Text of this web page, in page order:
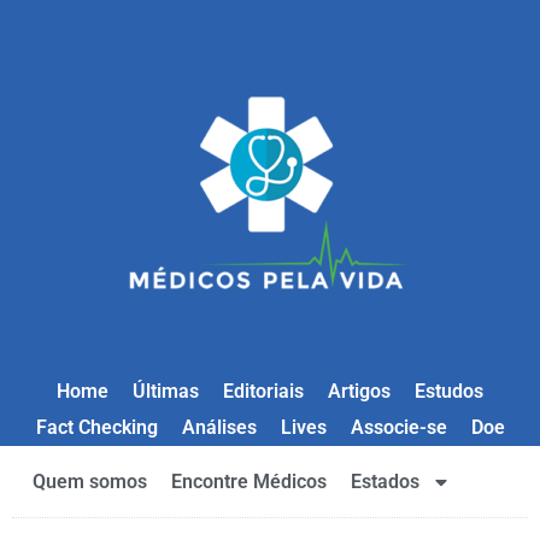
Home Últimas Editoriais Artigos
Estudos
Fact Checking
Análises Lives Associe-se Doe
Quem somos Encontre Médicos Estados